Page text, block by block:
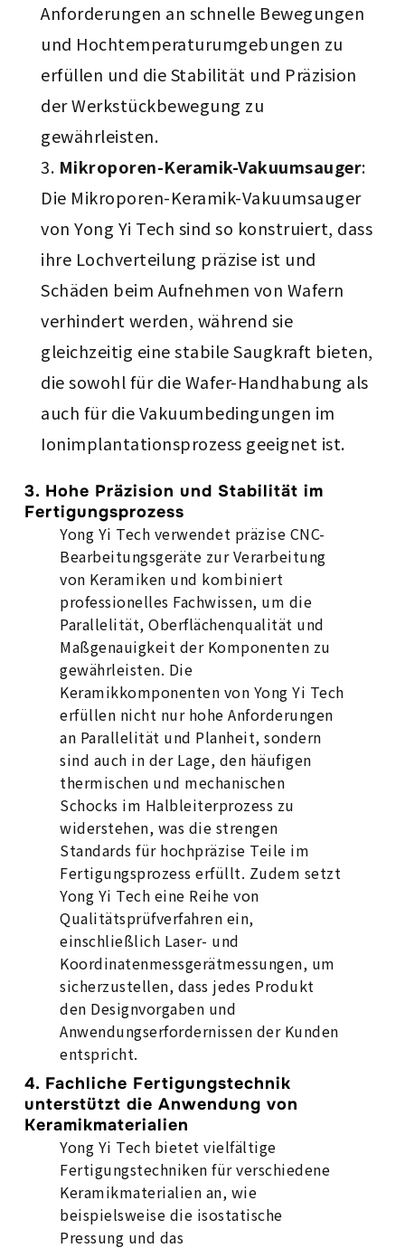
Anforderungen an schnelle Bewegungen
und Hochtemperaturumgebungen zu
erfüllen und die Stabilität und Präzision
der Werkstückbewegung zu
gewährleisten.
Mikroporen-Keramik-Vakuumsauger:
Die Mikroporen-Keramik-Vakuumsauger
von Yong Yi Tech sind so konstruiert, dass
ihre Lochverteilung präzise ist und
Schäden beim Aufnehmen von Wafern
verhindert werden, während sie
gleichzeitig eine stabile Saugkraft bieten,
die sowohl für die Wafer-Handhabung als
auch für die Vakuumbedingungen im
Ionimplantationsprozess geeignet ist.
3. Hohe Präzision und Stabilität im
Fertigungsprozess
Yong Yi Tech verwendet präzise CNC-
Bearbeitungsgeräte zur Verarbeitung
von Keramiken und kombiniert
professionelles Fachwissen, um die
Parallelität, Oberflächenqualität und
Maßgenauigkeit der Komponenten zu
gewährleisten. Die
Keramikkomponenten von Yong Yi Tech
erfüllen nicht nur hohe Anforderungen
an Parallelität und Planheit, sondern
sind auch in der Lage, den häufigen
thermischen und mechanischen
Schocks im Halbleiterprozess zu
widerstehen, was die strengen
Standards für hochpräzise Teile im
Fertigungsprozess erfüllt. Zudem setzt
Yong Yi Tech eine Reihe von
Qualitätsprüfverfahren ein,
einschließlich Laser- und
Koordinatenmessgerätmessungen, um
sicherzustellen, dass jedes Produkt
den Designvorgaben und
Anwendungserfordernissen der Kunden
entspricht.
4. Fachliche Fertigungstechnik
unterstützt die Anwendung von
Keramikmaterialien
Yong Yi Tech bietet vielfältige
Fertigungstechniken für verschiedene
Keramikmaterialien an, wie
beispielsweise die isostatische
Pressung und das